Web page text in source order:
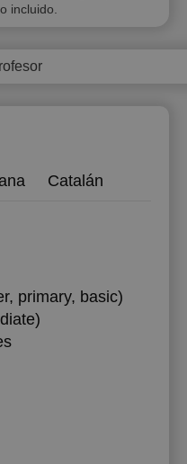
incluido.
Catalán
primary, basic)
14:30
15:00